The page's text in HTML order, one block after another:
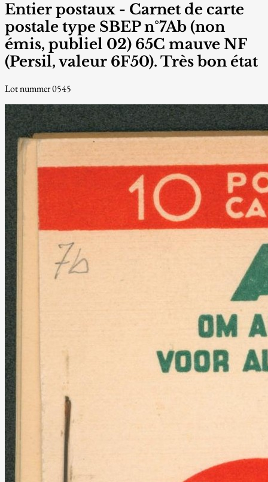
Entier postaux - Carnet de carte
postale type SBEP n°7Ab (non
émis, publiel 02) 65C mauve NF
(Persil, valeur 6F50). Très bon état
Lot nummer 0545